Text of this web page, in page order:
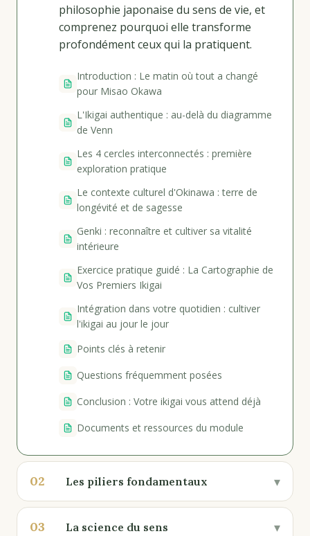
philosophie japonaise du sens de vie, et
comprenez pourquoi elle transforme
profondément ceux qui la pratiquent.
Introduction : Le matin où tout a changé
pour Misao Okawa
L'Ikigai authentique : au-delà du diagramme
de Venn
Les 4 cercles interconnectés : première
exploration pratique
Le contexte culturel d'Okinawa : terre de
longévité et de sagesse
Genki : reconnaître et cultiver sa vitalité
intérieure
Exercice pratique guidé : La Cartographie de
Vos Premiers Ikigai
Intégration dans votre quotidien : cultiver
l'ikigai au jour le jour
Points clés à retenir
Questions fréquemment posées
Conclusion : Votre ikigai vous attend déjà
Documents et ressources du module
02 Les piliers fondamentaux ▾
03 La science du sens ▾